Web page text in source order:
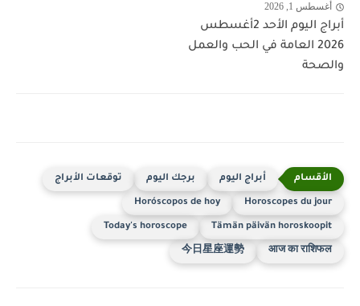
أغسطس 1, 2026
أبراج اليوم الأحد 2أغسطس
2026 العامة في الحب والعمل
والصحة
أبراج اليوم برجك اليوم توقعات الأبراج
Horoscopes du jour
Horóscopos de hoy
Tämän päivän horoskoopit
Today's horoscope
आज का राशिफल
今日星座運勢